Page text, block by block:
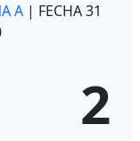
A | FECHA 31
2